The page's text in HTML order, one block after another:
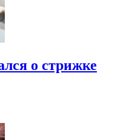
о стрижке